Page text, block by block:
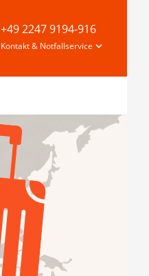
+49 2247 9194-916
Kontakt & Notfallservice